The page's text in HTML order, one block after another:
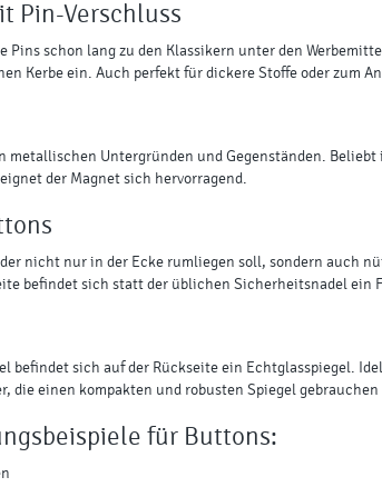
Pin-Verschluss
Pins schon lang zu den Klassikern unter den
Kerbe ein. Auch perfekt für dickere Stoffe oder zum
Untergründen und Gegenständen.
der Magnet sich hervorragend.
nicht nur in der Ecke rumliegen soll, sondern auch
befindet sich statt der üblichen Sicherheitsnadel ein
befindet sich auf der Rückseite ein Echtglasspiegel.
die einen kompakten und robusten Spiegel
für Buttons: